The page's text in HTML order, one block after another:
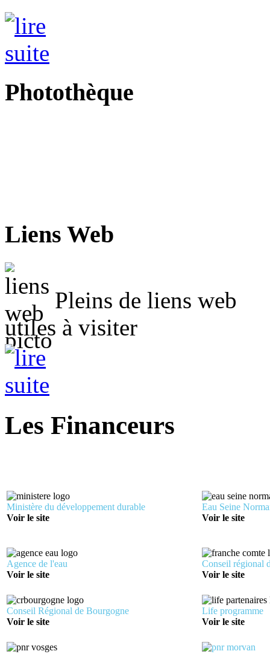
Photothèque
Liens Web
Pleins de liens web
utiles à visiter
Les Financeurs
Ministère du développement durable
Voir le site
Eau Seine
Voir le site
Agence de l'eau
Voir le site
Conseil régional
Voir le site
Conseil Régional de Bourgogne
Voir le site
Life programme
Voir le site